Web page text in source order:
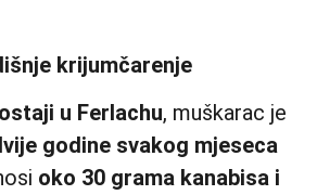
krijumčarenje
u Ferlachu, muškarac je
godine svakog mjeseca
oko 30 grama kanabisa i